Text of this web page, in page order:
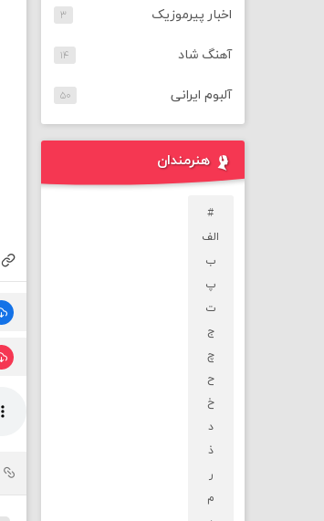
اخبار پیرموزیک ۳
آهنگ شاد ۱۴
آلبوم ایرانی ۵۰
هنرمندان
#
الف
ب
پ
ت
ج
چ
ح
خ
د
ذ
ر
م